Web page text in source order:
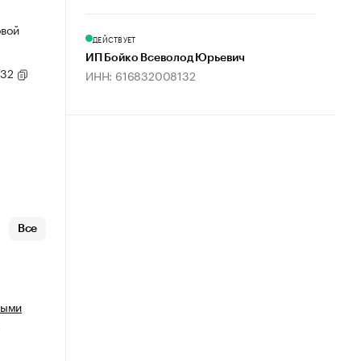
Все
ДЕЙСТВУЕТ
ИП Бойко Всеволод Юрьевич
ИНН: 616832008132